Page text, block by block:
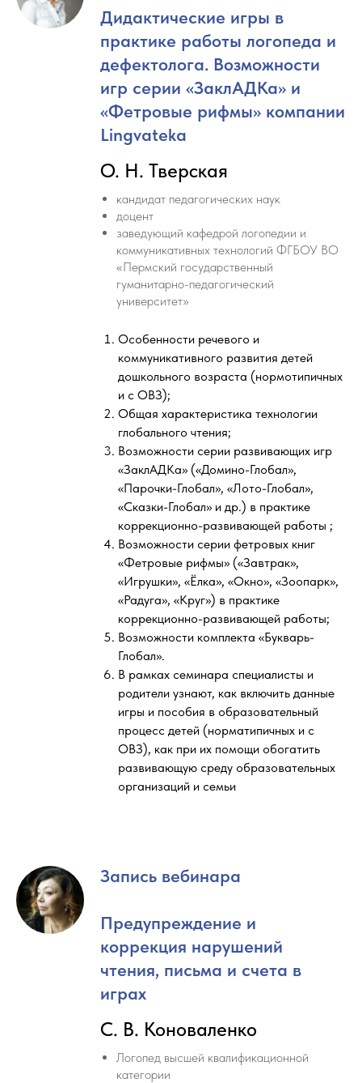
Дидактические игры в
практике работы логопеда и
дефектолога. Возможности
игр серии «ЗаклАДКа» и
«Фетровые рифмы» компании
Lingvateka
О. Н. Тверская
кандидат педагогических наук
доцент
заведующий кафедрой логопедии и
коммуникативных технологий ФГБОУ ВО
«Пермский государственный
гуманитарно-педагогический
университет»
Особенности речевого и
коммуникативного развития детей
дошкольного возраста (нормотипичных
и с ОВЗ);
Общая характеристика технологии
глобального чтения;
Возможности серии развивающих игр
«ЗаклАДКа» («Домино-Глобал»,
«Парочки-Глобал», «Лото-Глобал»,
«Сказки-Глобал» и др.) в практике
коррекционно-развивающей работы ;
Возможности серии фетровых книг
«Фетровые рифмы» («Завтрак»,
«Игрушки», «Ёлка», «Окно», «Зоопарк»,
«Радуга», «Круг») в практике
коррекционно-развивающей работы;
Возможности комплекта «Букварь-
Глобал».
В рамках семинара специалисты и
родители узнают, как включить данные
игры и пособия в образовательный
процесс детей (норматипичных и с
ОВЗ), как при их помощи обогатить
развивающую среду образовательных
организаций и семьи
Запись вебинара
Предупреждение и
коррекция нарушений
чтения, письма и счета в
играх
С. В. Коноваленко
Логопед высшей квалификационной
категории